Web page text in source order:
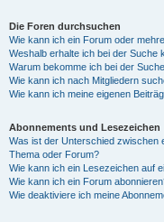
Die Foren durchsuchen
Wie kann ich ein Forum oder
Weshalb erhalte ich bei der Suche
Warum bekomme ich bei der
Wie kann ich nach Mitgliedern
Wie kann ich meine eigenen
Abonnements und Lesezeichen
Was ist der Unterschied zwischen
Thema oder Forum?
Wie kann ich ein Lesezeichen auf
Wie kann ich ein Forum
Wie deaktiviere ich meine